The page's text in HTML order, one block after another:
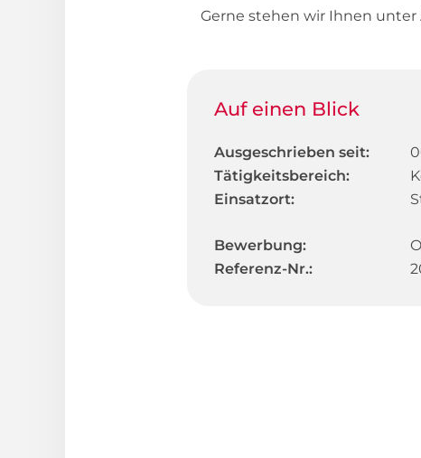
Gerne stehen wir Ihnen
Auf einen Blick
Ausgeschrieben seit:
Tätigkeitsbereich:
Einsatzort:
Bewerbung:
Referenz-Nr.: